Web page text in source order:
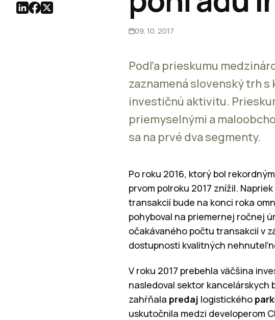
09. 10. 2017
Podľa prieskumu
zaznamená slovenský trh
investičnú aktivitu.
priemyselnými a
sa na prvé dva segmenty.
Po roku 2016, ktorý bol
prvom polroku 2017 znížil.
transakcií bude na konci roka
pohyboval na priemernej ročnej
očakávaného počtu transakcií v
dostupnosti kvalitných
V roku 2017 prebehla väčšina
nasledoval sektor kancelárskych
zahŕňala predaj logistického
uskutočnila medzi developerom